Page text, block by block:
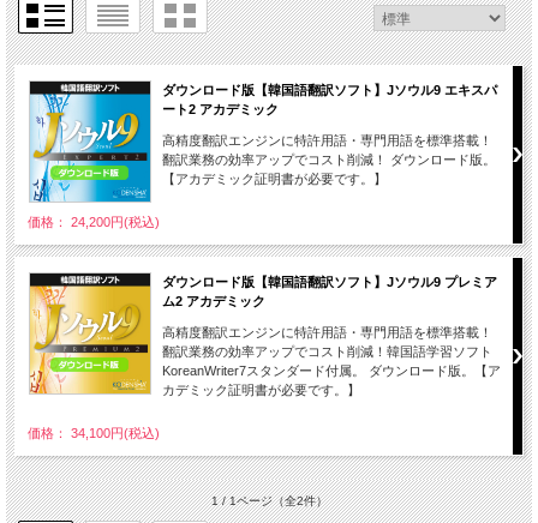
ダウンロード版【韓国語翻訳ソフト】Jソウル9 エキスパ
ート2 アカデミック
高精度翻訳エンジンに特許用語・専門用語を標準搭載！
翻訳業務の効率アップでコスト削減！ ダウンロード版。
【アカデミック証明書が必要です。】
価格： 24,200円(税込)
ダウンロード版【韓国語翻訳ソフト】Jソウル9 プレミア
ム2 アカデミック
高精度翻訳エンジンに特許用語・専門用語を標準搭載！
翻訳業務の効率アップでコスト削減！韓国語学習ソフト
KoreanWriter7スタンダード付属。 ダウンロード版。【ア
カデミック証明書が必要です。】
価格： 34,100円(税込)
1 / 1ページ（全2件）